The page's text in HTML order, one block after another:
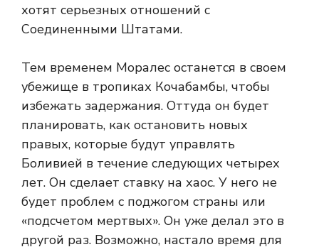
хотят серьезных отношений с
Соединенными Штатами.
Тем временем Моралес останется в своем
убежище в тропиках Кочабамбы, чтобы
избежать задержания. Оттуда он будет
планировать, как остановить новых
правых, которые будут управлять
Боливией в течение следующих четырех
лет. Он сделает ставку на хаос. У него не
будет проблем с поджогом страны или
«подсчетом мертвых». Он уже делал это в
другой раз. Возможно, настало время для